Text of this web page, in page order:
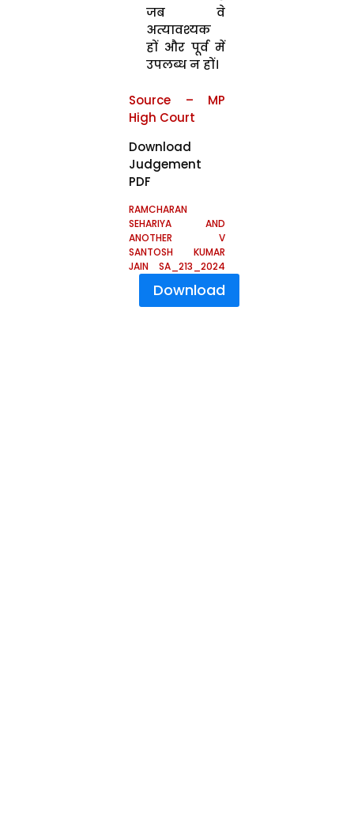
जब वे
अत्यावश्यक
हों और पूर्व में
उपलब्ध न हों।
Source – MP
High Court
Download
Judgement
PDF
RAMCHARAN
SEHARIYA AND
ANOTHER V
SANTOSH KUMAR
JAIN SA_213_2024
Download